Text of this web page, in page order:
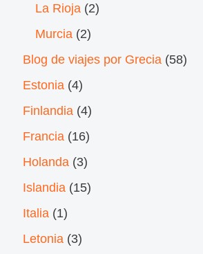
La Rioja (2)
Murcia (2)
Blog de viajes por Grecia (58)
Estonia (4)
Finlandia (4)
Francia (16)
Holanda (3)
Islandia (15)
Italia (1)
Letonia (3)